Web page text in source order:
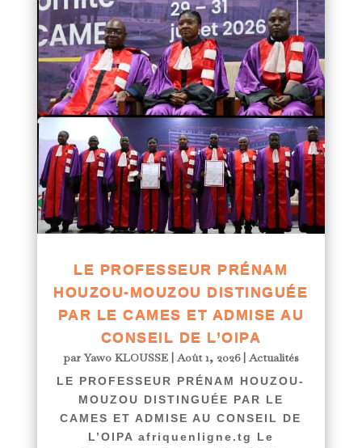
LE PROFESSEUR PRÉNAM
HOUZOU-MOUZOU DISTINGUÉE
PAR LE CAMES ET ADMISE AU
CONSEIL DE L’OIPA
parYawo KLOUSSE|Août 1, 2026|Actualités
LE PROFESSEUR PRÉNAM HOUZOU-
MOUZOU DISTINGUÉE PAR LE
CAMES ET ADMISE AU CONSEIL DE
L’OIPA afriquenligne.tg Le